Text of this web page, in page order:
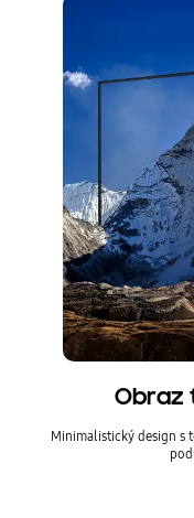
Obraz
Minimalistický design s